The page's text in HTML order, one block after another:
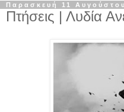
Παρασκευή 11
Πτήσεις | Λυδία